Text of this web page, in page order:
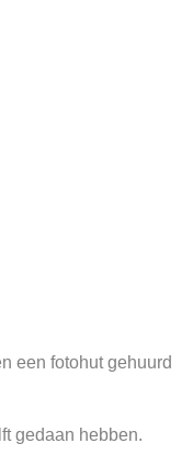
een fotohut gehuurd
gedaan hebben.